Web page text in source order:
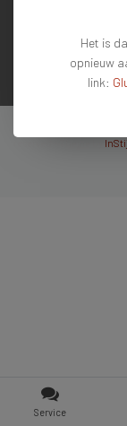
Contactgegevens
Nieuwsbrief
Service
Het is
opnieuw
link: